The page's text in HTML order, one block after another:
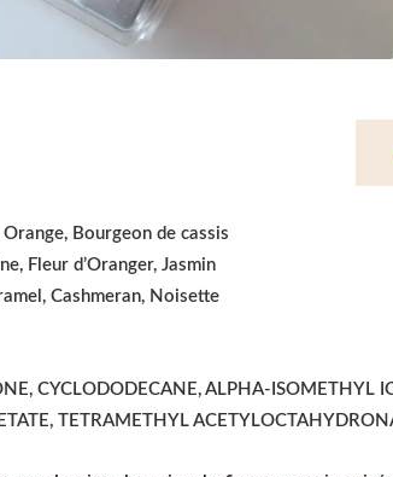
Bourgeon de cassis
Fleur d’Oranger, Jasmin
Cashmeran, Noisette
CYCLODODECANE, ALPHA-ISOMETHYL
TETRAMETHYL